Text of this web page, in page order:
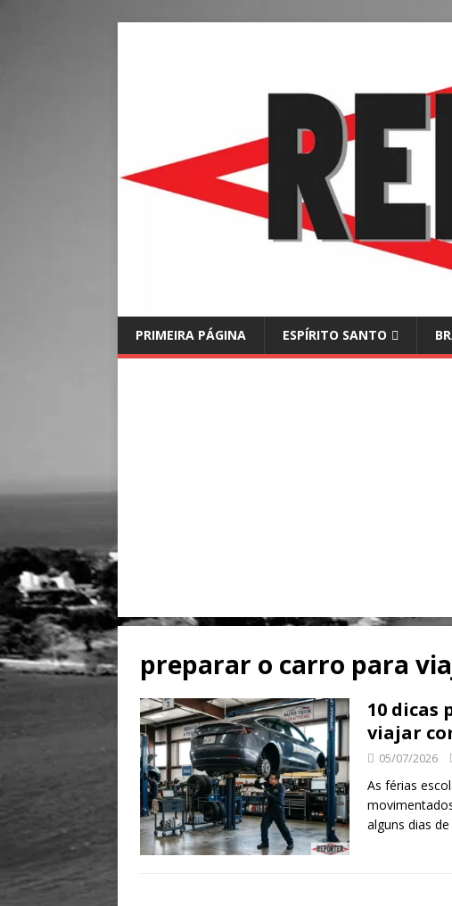
PRIMEIRA PÁGINA ESPÍRITO SANTO
preparar o carro para
10 dicas
viajar
05/07/2026
As férias
alguns dias